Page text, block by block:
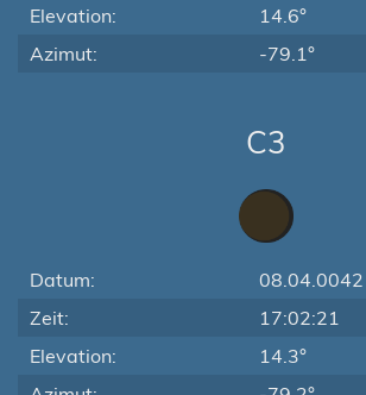
Elevation:
14.6°
Azimut:
-79.1°
C3
Datum:
08.04.0042
Zeit:
17:02:21
Elevation:
14.3°